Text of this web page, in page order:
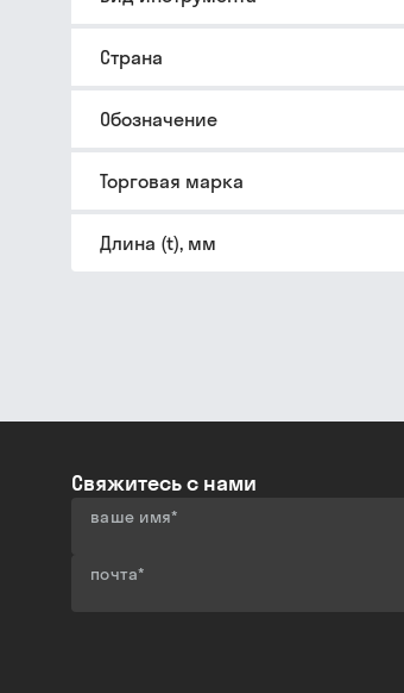
Страна
Обозначение
Торговая марка
Длина (t), мм
Свяжитесь с нами
ваше имя*
почта*